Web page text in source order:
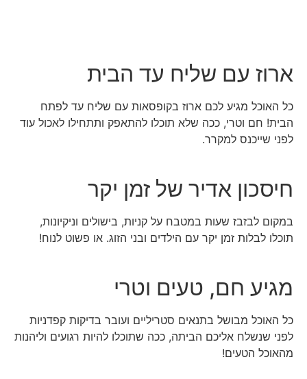
ארוז עם שליח עד הבית
כל האוכל מגיע לכם ארוז בקופסאות עם שליח עד לפתח
הבית! חם וטרי, ככה שלא תוכלו להתאפק ותתחילו לאכול עוד
לפני שייכנס למקרר.
חיסכון אדיר של זמן יקר
במקום לבזבז שעות במטבח על קניות, בישולים וניקיונות,
תוכלו לבלות זמן יקר עם הילדים ובני הזוג. או פשוט לנוח!
מגיע חם, טעים וטרי
כל האוכל מבושל בתנאים סטריליים ועובר בדיקות קפדניות
לפני שנשלח אליכם הביתה, ככה שתוכלו להיות רגועים וליהנות
מהאוכל הטעים!